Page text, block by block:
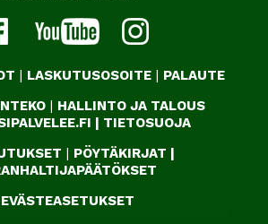
| LASKUTUSOSOITE | PALAUTE
| HALLINTO JA TALOUS
| TIETOSUOJA
| PÖYTÄKIRJAT |
EVÄSTEASETUKSET